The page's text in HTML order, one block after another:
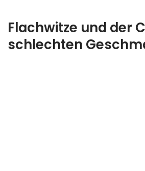
Flachwitze und der
schlechten